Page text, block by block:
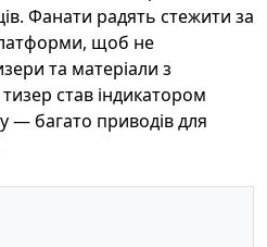
Фанати радять стежити за
щоб не
та матеріали з
став індикатором
— багато приводів для